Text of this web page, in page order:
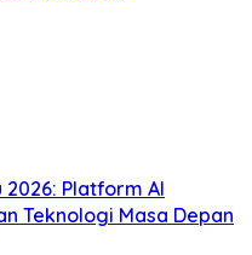
Platform AI
Teknologi Masa Depan